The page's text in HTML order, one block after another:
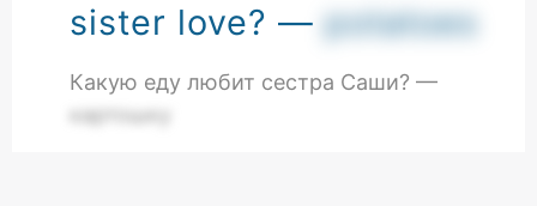
sister love? —potatoes
Какую еду любит сестра Саши? —
картошку